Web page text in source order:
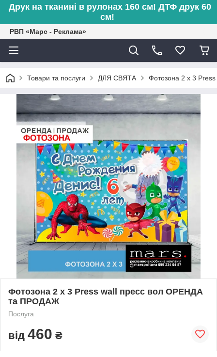
Друк на тканині в рулонах 160 см! ДТФ друк 60
см!
РВП «Марс - Реклама»
Товари та послуги ДЛЯ СВЯТА Фотозона 2 х 3
Фотозона 2 х 3 Press wall пресс вол ОРЕНДА
та ПРОДАЖ
Послуга
від 460 ₴